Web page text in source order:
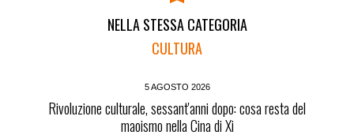
NELLA STESSA CATEGORIA
CULTURA
5 AGOSTO 2026
Rivoluzione culturale, sessant'anni dopo: cosa resta del
maoismo nella Cina di Xi